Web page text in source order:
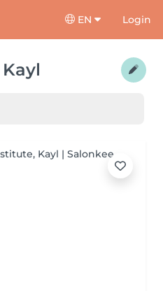
EN Login
Kayl